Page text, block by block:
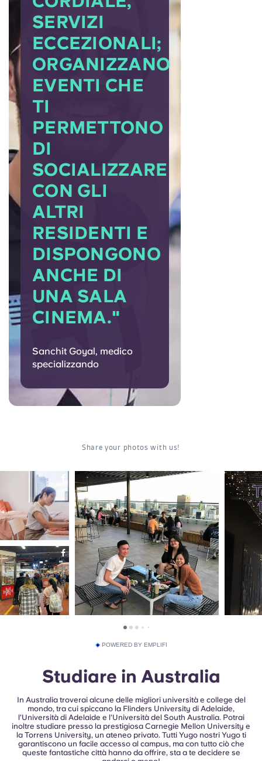
SERVIZI
ECCEZIONALI;
ORGANIZZANO
EVENTI CHE
TI
PERMETTONO
DI
SOCIALIZZARE
CON GLI
ALTRI
RESIDENTI E
DISPONGONO
ANCHE DI
UNA SALA
CINEMA."
Sanchit Goyal, medico
specializzando
POWERED BY EMPLIFI
Studiare in Australia
In Australia troverai alcune delle migliori università e college del
mondo, tra cui spiccano la Flinders University di Adelaide,
l’Università di Adelaide e l’Università del South Australia. Potrai
inoltre studiare presso la prestigiosa Carnegie Mellon University e
la Torrens University, un ateneo privato. Tutti Yugo nostri Yugo ti
garantiscono un facile accesso al campus, ma con tutto ciò che
queste fantastiche città hanno da offrire, sta a te decidere se